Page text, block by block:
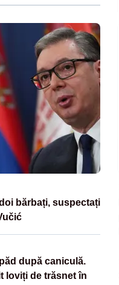
bărbați, suspectați
după caniculă.
loviți de trăsnet în